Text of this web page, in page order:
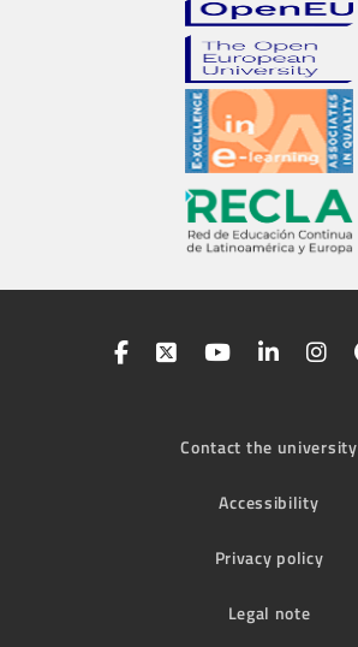
Contact the university
Accessibility
Privacy policy
Legal note